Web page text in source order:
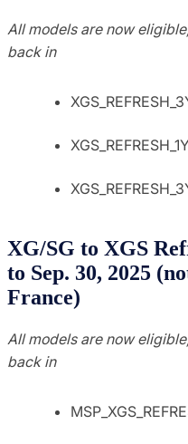
All models are now
back in
XG/SG to XGS
to Sep. 30, 2025
France)
All models are now
back in